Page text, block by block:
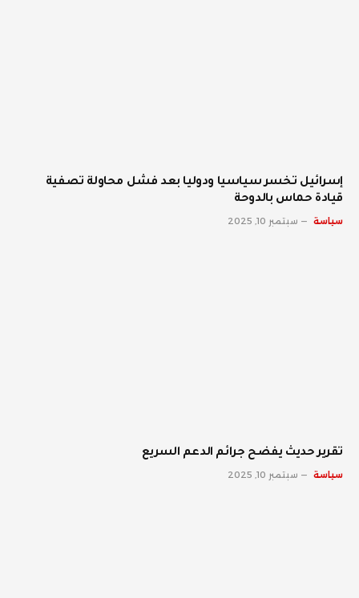
إسرائيل تخسر سياسيا ودوليا بعد فشل محاولة تصفية
قيادة حماس بالدوحة
سياسة سبتمبر 10, 2025
تقرير حديث يفضح جرائم الدعم السريع
سياسة سبتمبر 10, 2025